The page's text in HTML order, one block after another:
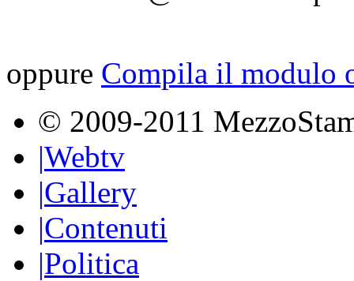
oppure Compila il modulo
© 2009-2011
|Webtv
|Gallery
|Contenuti
|Politica